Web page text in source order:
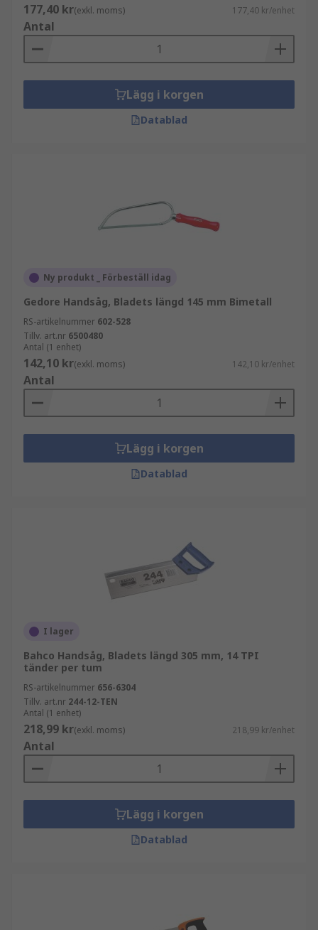
177,40 kr(exkl. moms) 177,40 kr/enhet
Antal
Lägg i korgen
Datablad
Ny produkt _ Förbeställ idag
Gedore Handsåg, Bladets längd 145 mm Bimetall
RS-artikelnummer 602-528
Tillv. art.nr 6500480
Antal (1 enhet)
142,10 kr(exkl. moms) 142,10 kr/enhet
Antal
Lägg i korgen
Datablad
I lager
Bahco Handsåg, Bladets längd 305 mm, 14 TPI
tänder per tum
RS-artikelnummer 656-6304
Tillv. art.nr 244-12-TEN
Antal (1 enhet)
218,99 kr(exkl. moms) 218,99 kr/enhet
Antal
Lägg i korgen
Datablad